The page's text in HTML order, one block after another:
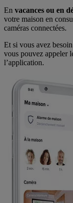
En vacances ou en
votre maison en
caméras connectées.
Et si vous avez besoin
vous pouvez appeler
l’application.